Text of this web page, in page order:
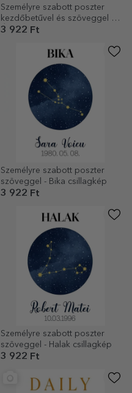
Személyre szabott poszter
kezdőbetűvel és szöveggel -
Állatok
3 922 Ft
Személyre szabott poszter
szöveggel - Bika csillagkép
3 922 Ft
Személyre szabott poszter
szöveggel - Halak csillagkép
3 922 Ft